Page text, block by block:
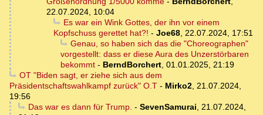
22.07.2024, 10:04
Es war ein Wink Gottes, der ihn vor einem
Kopfschuss gerettet hat?! - Joe68, 22.07.2024, 17:51
Genau, so haben sich das die "Choreographen"
vorgestellt: dass er diese Aura des Unzerstörbaren
bekommt - BerndBorchert, 01.01.2025, 21:19
OT "Biden sagt, er ziehe sich aus dem
Präsidentschaftswahlkampf zurück" O.T - Mirko2, 21.07.2024,
19:56
Das war es dann für Trump. - SevenSamurai, 21.07.2024,